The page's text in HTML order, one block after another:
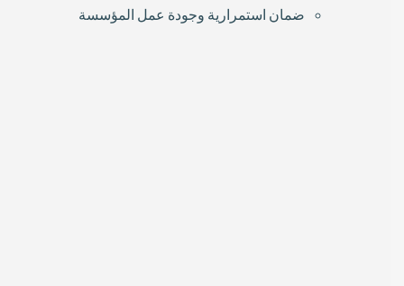
ضمان استمرارية وجودة عمل المؤسسة